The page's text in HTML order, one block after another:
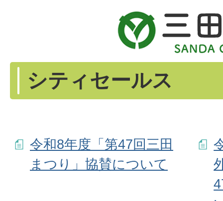
シティセールス
令和8年度「第47回三田
まつり」協賛について